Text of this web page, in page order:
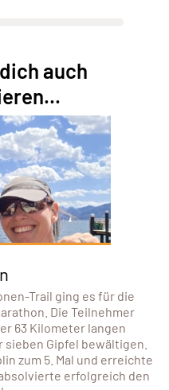
auch
Trail ging es für die
Die Teilnehmer
63 Kilometer langen
Gipfel bewältigen.
zum 5. Mal und erreichte
erfolgreich den